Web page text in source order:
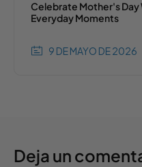
Celebrate Mother's Day
Everyday Moments
9 DE MAYO DE 2026
Deja un